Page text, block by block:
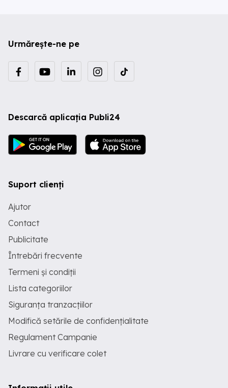
Urmărește-ne pe
Descarcă aplicația Publi24
Suport clienți
Ajutor
Contact
Publicitate
Întrebări frecvente
Termeni și condiții
Lista categoriilor
Siguranța tranzacțiilor
Modifică setările de confidențialitate
Regulament Campanie
Livrare cu verificare colet